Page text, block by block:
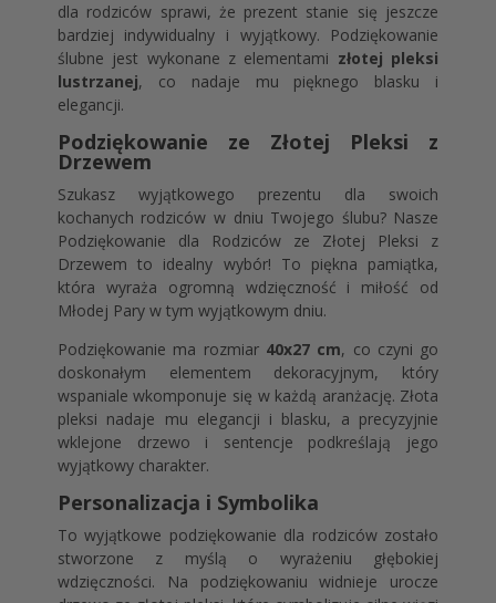
dla rodziców sprawi, że prezent stanie się jeszcze
bardziej indywidualny i wyjątkowy. Podziękowanie
ślubne jest wykonane z elementami złotej pleksi
lustrzanej, co nadaje mu pięknego blasku i
elegancji.
Podziękowanie ze Złotej Pleksi z
Drzewem
Szukasz wyjątkowego prezentu dla swoich
kochanych rodziców w dniu Twojego ślubu? Nasze
Podziękowanie dla Rodziców ze Złotej Pleksi z
Drzewem to idealny wybór! To piękna pamiątka,
która wyraża ogromną wdzięczność i miłość od
Młodej Pary w tym wyjątkowym dniu.
Podziękowanie ma rozmiar 40x27 cm, co czyni go
doskonałym elementem dekoracyjnym, który
wspaniale wkomponuje się w każdą aranżację. Złota
pleksi nadaje mu elegancji i blasku, a precyzyjnie
wklejone drzewo i sentencje podkreślają jego
wyjątkowy charakter.
Personalizacja i Symbolika
To wyjątkowe podziękowanie dla rodziców zostało
stworzone z myślą o wyrażeniu głębokiej
wdzięczności. Na podziękowaniu widnieje urocze